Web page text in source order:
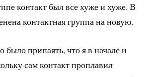
контакт был все хуже и хуже. В
контактная группа на новую.
припаять, что я в начале и
сам контакт проплавил